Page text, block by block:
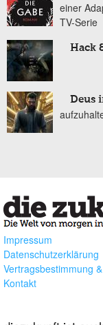
einer
TV-Serie
Hack
Deus
Impressum
Datenschutzerklärung
Vertragsbestimmung
Kontakt